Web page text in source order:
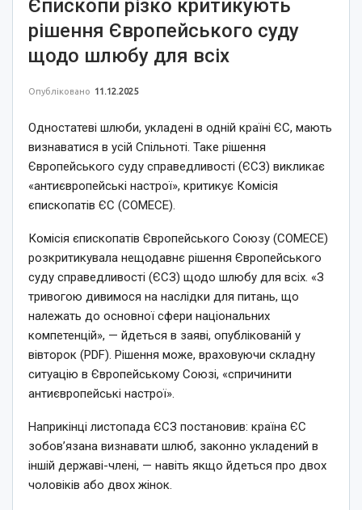
Єпископи різко критикують
рішення Європейського суду
щодо шлюбу для всіх
Опубліковано 11.12.2025
Одностатеві шлюби, укладені в одній країні ЄС, мають
визнаватися в усій Спільноті. Таке рішення
Європейського суду справедливості (ЄСЗ) викликає
«антиєвропейські настрої», критикує Комісія
єпископатів ЄС (COMECE).
Комісія єпископатів Європейського Союзу (COMECE)
розкритикувала нещодавнє рішення Європейського
суду справедливості (ЄСЗ) щодо шлюбу для всіх. «З
тривогою дивимося на наслідки для питань, що
належать до основної сфери національних
компетенцій», — йдеться в заяві, опублікованій у
вівторок (PDF). Рішення може, враховуючи складну
ситуацію в Європейському Союзі, «спричинити
антиєвропейські настрої».
Наприкінці листопада ЄСЗ постановив: країна ЄС
зобов’язана визнавати шлюб, законно укладений в
іншій державі-члені, — навіть якщо йдеться про двох
чоловіків або двох жінок.